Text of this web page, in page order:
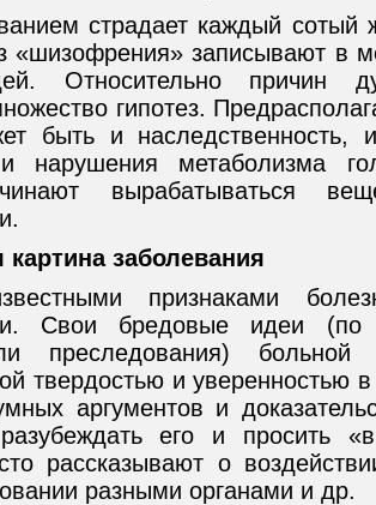
страдает каждый сотый
«шизофрения» записывают в
Относительно причин
гипотез.
быть и наследственность,
нарушения метаболизма
вырабатываться
картина заболевания
признаками
Свои бредовые идеи (по
преследования) больной
твердостью и уверенностью
аргументов и
его и просить
рассказывают о
разными органами и др.